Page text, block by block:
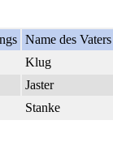
Name des Vaters
Klug
Jaster
Stanke